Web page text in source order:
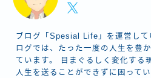
ブログ「Spesial Life」を運営して
ログでは、たった一度の人生を豊
ています。 目まぐるしく変化する
人生を送ることができずに困って